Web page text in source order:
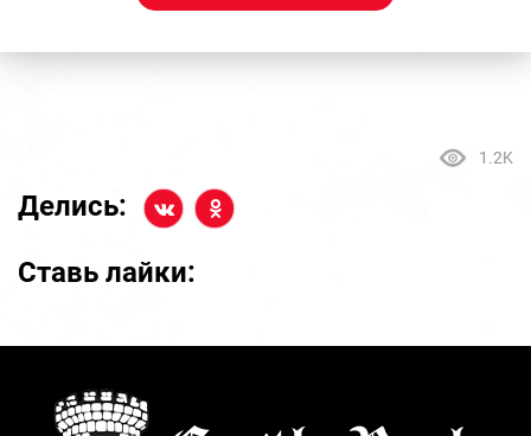
1.2K
Делись:
Ставь лайки: